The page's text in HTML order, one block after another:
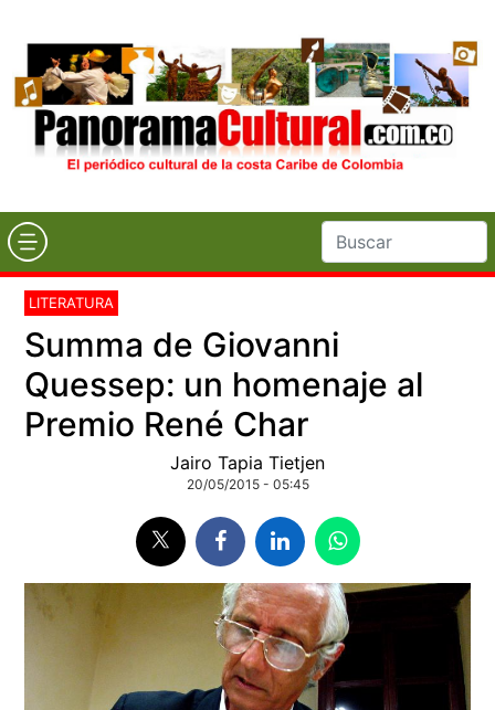
LITERATURA
Summa de Giovanni
Quessep: un homenaje al
Premio René Char
Jairo Tapia Tietjen
20/05/2015 - 05:45